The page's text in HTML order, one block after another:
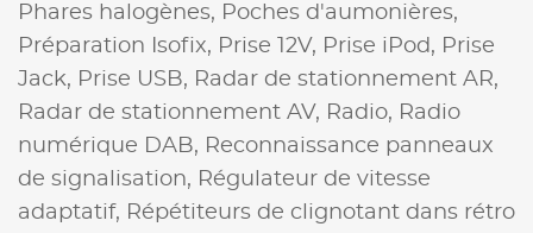
Phares halogènes, Poches d'aumonières,
Préparation Isofix, Prise 12V, Prise iPod, Prise
Jack, Prise USB, Radar de stationnement AR,
Radar de stationnement AV, Radio, Radio
numérique DAB, Reconnaissance panneaux
de signalisation, Régulateur de vitesse
adaptatif, Répétiteurs de clignotant dans rétro